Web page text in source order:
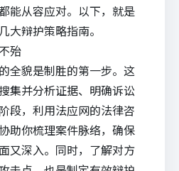
能从容应对。以下，就是
大辩护策略指南。
殆
全貌是制胜的第一步。这
集并分析证据、明确诉讼
段，利用法应网的法律咨
助你梳理案件脉络，确保
又深入。同时，了解对方